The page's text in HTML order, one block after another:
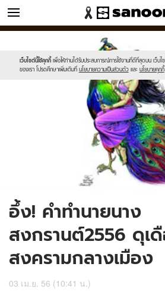
ข่าว
เว็บไซต์นี้ใช้คุกกี้ เพื่อให้ท่านได้รับประสบการณ์การใช้งานที่ดีที่สุดบน เว็บไ
ของเรา โปรดศึกษาเพิ่มเติมที่ นโยบายความเป็นส่วนตัว และ นโยบายคุกกี้
//s.isanook.com/sr/0/images/logo-
sanook.png
//s.isanook.com/ns/0/ud/235/1178155/ma.jpg
อึ้ง! คำทำนายนาง
สงกรานต์2556 ดุเ
สงครามกลางเมือง
03 เม.ย. 56 (10:41 น.)